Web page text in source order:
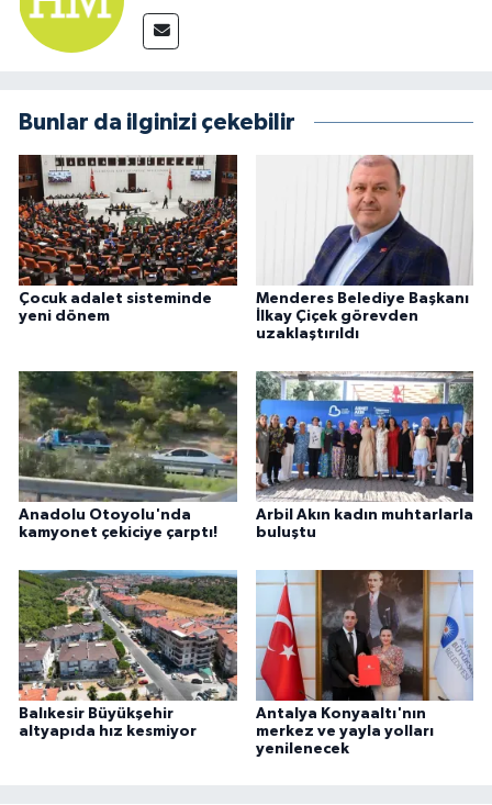
Bunlar da ilginizi çekebilir
Çocuk adalet sisteminde
yeni dönem
Menderes Belediye Başkanı
İlkay Çiçek görevden
uzaklaştırıldı
Anadolu Otoyolu'nda
kamyonet çekiciye çarptı!
Arbil Akın kadın muhtarlarla
buluştu
Balıkesir Büyükşehir
altyapıda hız kesmiyor
Antalya Konyaaltı'nın
merkez ve yayla yolları
yenilenecek